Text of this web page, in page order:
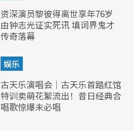
资深演员黎彼得离世享年76岁
由钟志光证实死讯 填词界鬼才
传奇落幕
娱乐
古天乐演唱会｜古天乐首踏红馆
特训卖萌花絮流出！昔日经典合
唱歌惊爆未必唱